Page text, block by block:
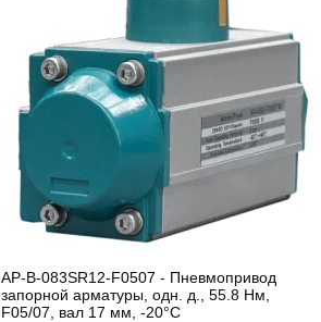
AP-B-083SR12-F0507 - Пневмопривод
запорной арматуры, одн. д., 55.8 Нм,
F05/07, вал 17 мм, -20°C